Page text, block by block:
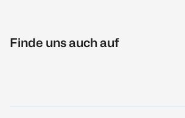
Finde uns auch auf